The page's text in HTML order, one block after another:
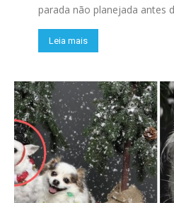
parada não planejada antes
Leia mais